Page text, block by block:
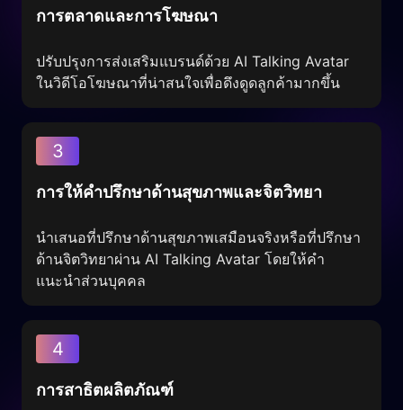
การตลาดและการโฆษณา
ปรับปรุงการส่งเสริมแบรนด์ด้วย AI Talking Avatar
ในวิดีโอโฆษณาที่น่าสนใจเพื่อดึงดูดลูกค้ามากขึ้น
3
การให้คำปรึกษาด้านสุขภาพและจิตวิทยา
นำเสนอที่ปรึกษาด้านสุขภาพเสมือนจริงหรือที่ปรึกษา
ด้านจิตวิทยาผ่าน AI Talking Avatar โดยให้คำ
แนะนำส่วนบุคคล
4
การสาธิตผลิตภัณฑ์